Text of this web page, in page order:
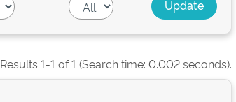
Results 1-1 of 1 (Search time: 0.002 seconds).